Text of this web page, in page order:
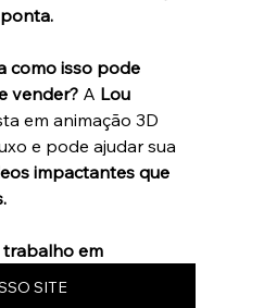
como isso pode
vender? A Lou
em animação 3D
e pode ajudar sua
impactantes que
em
SITE